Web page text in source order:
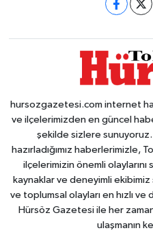
hursozgazetesi.com internet
ve ilçelerimizden en güncel
şekilde sizlere
hazırladığımız haberlerimizle,
ilçelerimizin önemli
kaynaklar ve deneyimli
ve toplumsal olayları en hızlı
Hürsöz Gazetesi ile her
ulaşmanın